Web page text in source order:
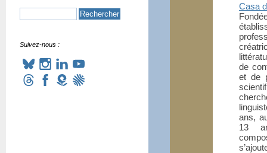
Casa
de
et de
ans,
13
Suivez-nous :